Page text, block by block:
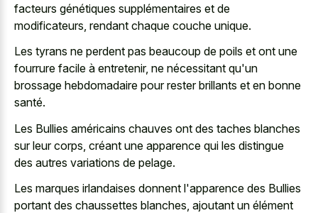
facteurs génétiques supplémentaires et de
modificateurs, rendant chaque couche unique.
Les tyrans ne perdent pas beaucoup de poils et ont une
fourrure facile à entretenir, ne nécessitant qu'un
brossage hebdomadaire pour rester brillants et en bonne
santé.
Les Bullies américains chauves ont des taches blanches
sur leur corps, créant une apparence qui les distingue
des autres variations de pelage.
Les marques irlandaises donnent l'apparence des Bullies
portant des chaussettes blanches, ajoutant un élément